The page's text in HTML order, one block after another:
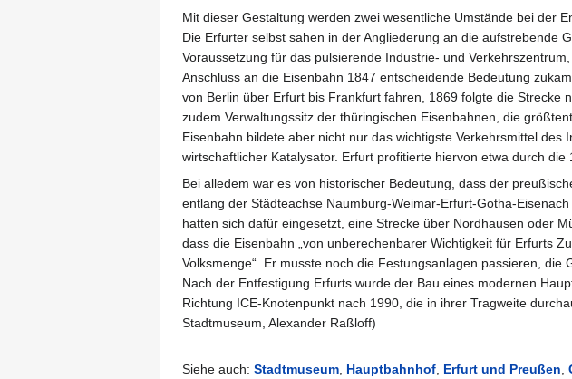
Mit dieser Gestaltung werden zwei wesentliche Umstände bei der
Die Erfurter selbst sahen in der Angliederung an die aufstrebende
Voraussetzung für das pulsierende Industrie- und
Anschluss an die Eisenbahn 1847 entscheidende Bedeutung
von Berlin über Erfurt bis Frankfurt fahren, 1869 folgte die Strecke
zudem Verwaltungssitz der thüringischen Eisenbahnen, die
Eisenbahn bildete aber nicht nur das wichtigste Verkehrsmittel des
wirtschaftlicher Katalysator. Erfurt profitierte hiervon etwa durch
Bei alledem war es von historischer Bedeutung, dass der
entlang der Städteachse Naumburg-Weimar-Erfurt-Gotha-
hatten sich dafür eingesetzt, eine Strecke über Nordhausen oder
dass die Eisenbahn „von unberechenbarer Wichtigkeit für Erfurts
Volksmenge“. Er musste noch die Festungsanlagen passieren,
Nach der Entfestigung Erfurts wurde der Bau eines modernen
Richtung ICE-Knotenpunkt nach 1990, die in ihrer Tragweite
Stadtmuseum, Alexander Raßloff)
Siehe auch: Stadtmuseum Hauptbahnhof Erfurt und Preußen